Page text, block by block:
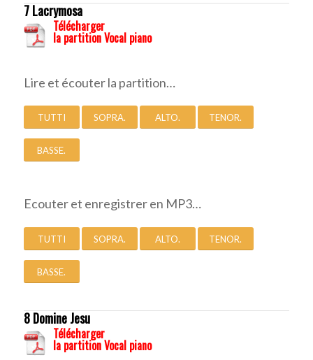
7 Lacrymosa
Télécharger
la partition Vocal piano
Lire et écouter la partition…
TUTTI SOPRA. ALTO. TENOR.
BASSE.
Ecouter et enregistrer en MP3…
TUTTI SOPRA. ALTO. TENOR.
BASSE.
8 Domine Jesu
Télécharger
la partition Vocal piano